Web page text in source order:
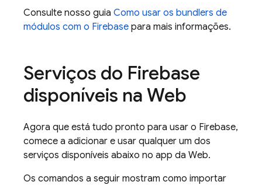
Consulte nosso guia Como usar os bundlers de
módulos com o Firebase para mais informações.
Serviços do Firebase
disponíveis na Web
Agora que está tudo pronto para usar o Firebase,
comece a adicionar e usar qualquer um dos
serviços disponíveis abaixo no app da Web.
Os comandos a seguir mostram como importar